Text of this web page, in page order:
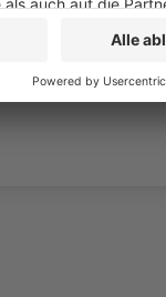
Ava Max - Salt
Anzeige